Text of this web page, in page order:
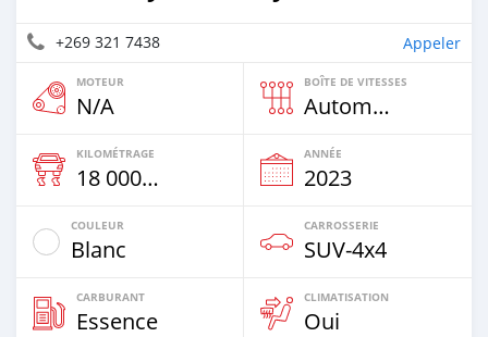
+269 321 7438 Appeler
MOTEUR
N/A
BOÎTE DE VITESSES
Automatique
KILOMÉTRAGE
18 000 Km
ANNÉE
2023
COULEUR
Blanc
CARROSSERIE
SUV‒4x4
CARBURANT
Essence
CLIMATISATION
Oui